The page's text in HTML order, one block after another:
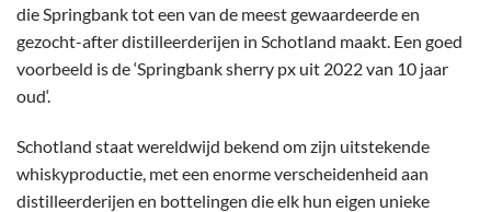
die Springbank tot een van de meest gewaardeerde en
gezocht-after distilleerderijen in Schotland maakt. Een goed
voorbeeld is de ‘Springbank sherry px uit 2022 van 10 jaar
oud‘.
Schotland staat wereldwijd bekend om zijn uitstekende
whiskyproductie, met een enorme verscheidenheid aan
distilleerderijen en bottelingen die elk hun eigen unieke